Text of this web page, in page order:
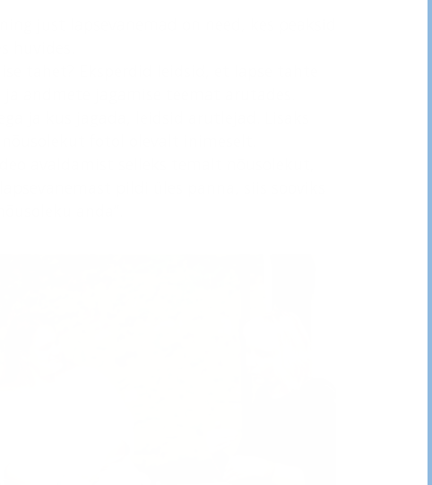
just lapsevanemad on need, kes peaksid
tahet? Eksperdid leidsid, et lapse tahte
andmete jagamise teemat arutades.
ja kus jagada, leidsid arutlejad. Lisaks
fotol olevalt inimeselt.
avaldamist selleks temalt nõusolekut,
pildi üles panna, siis sooviks
anda”.